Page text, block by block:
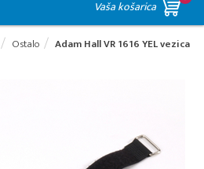
Vaša košarica
Ostalo Adam Hall VR 1616 YEL vezica